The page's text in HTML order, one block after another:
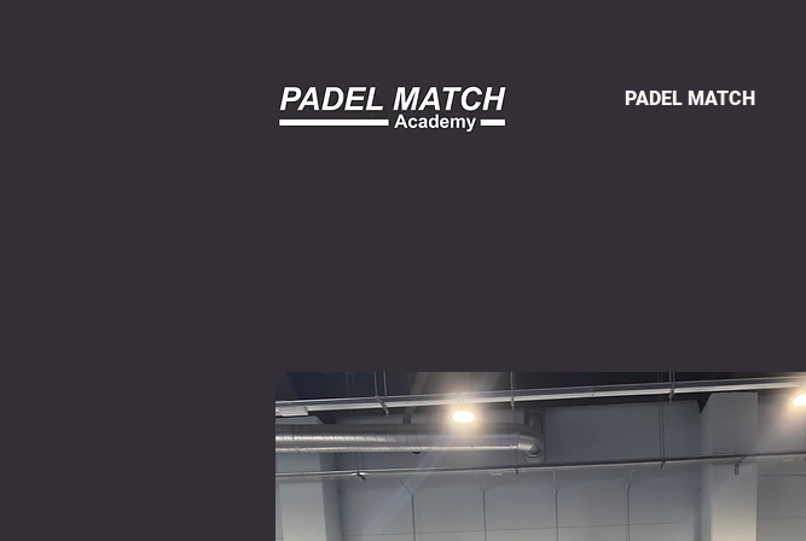
PADEL MATCH